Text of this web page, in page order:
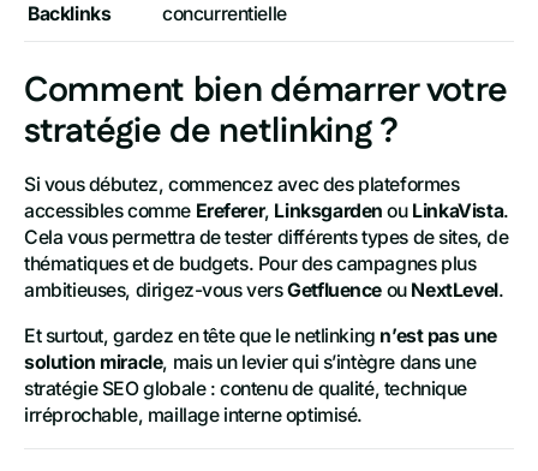
Backlinks
concurrentielle
Comment bien démarrer votre
stratégie de netlinking ?
Si vous débutez, commencez avec des plateformes
accessibles comme Ereferer, Linksgarden ou LinkaVista.
Cela vous permettra de tester différents types de sites, de
thématiques et de budgets. Pour des campagnes plus
ambitieuses, dirigez-vous versGetfluence ou NextLevel.
Et surtout, gardez en tête que le netlinking n’est pas une
solution miracle, mais un levier qui s’intègre dans une
stratégie SEO globale : contenu de qualité, technique
irréprochable, maillage interne optimisé.